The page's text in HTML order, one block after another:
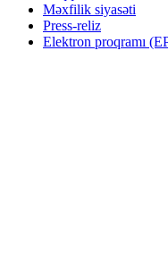
Məxfilik siyasəti
Press-reliz
Elektron proqramı